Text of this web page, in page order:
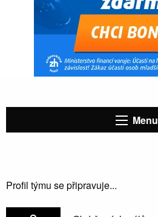
Menu
Profil týmu se připravuje...